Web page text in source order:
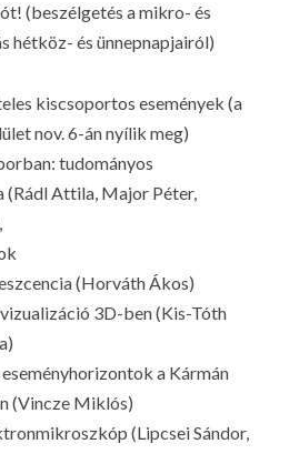
(beszélgetés a mikro- és
hétköz- és ünnepnapjairól)
kiscsoportos események (a
nov. 6-án nyílik meg)
tudományos
(Rádl Attila, Major Péter,
(Horváth Ákos)
3D-ben (Kis-Tóth
a Kármán
(Vincze Miklós)
(Lipcsei Sándor,